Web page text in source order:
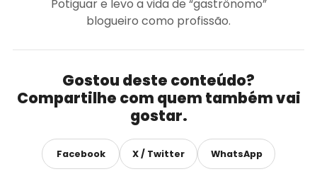
Potiguar e levo a vida de “gastrônomo”
blogueiro como profissão.
Gostou deste conteúdo?
Compartilhe com quem também vai
gostar.
Facebook X / Twitter WhatsApp